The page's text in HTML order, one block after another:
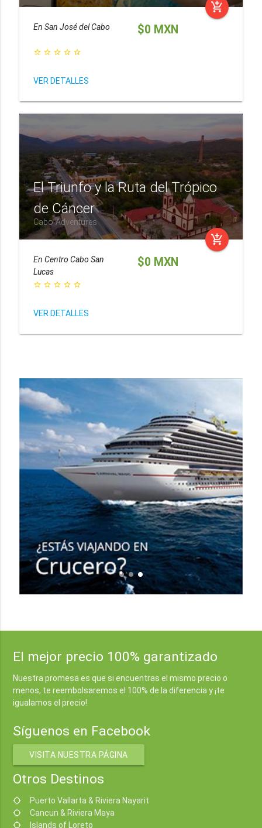
add_shopping_cart
En San José del Cabo
star_border star_border star_border star_border star_border
VER DETALLES
$0 MXN
El Triunfo y la Ruta del Trópico
de Cáncer
Cabo Adventures
add_shopping_cart
En Centro Cabo San
Lucas
star_border star_border star_border star_border star_border
VER DETALLES
$0 MXN
El mejor precio 100% garantizado
Nuestra promesa es que si encuentras el mismo precio o
menos, te reembolsaremos el 100% de la diferencia y ¡te
igualamos el precio!
Síguenos en Facebook
VISITA NUESTRA PÁGINA
Otros Destinos
location_searching Puerto Vallarta & Riviera Nayarit
location_searching Cancun & Riviera Maya
location_searching Islands of Loreto